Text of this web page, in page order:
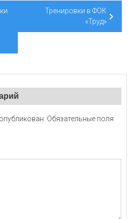
Тренировки в ФОК
«Труд»
Обязательные поля